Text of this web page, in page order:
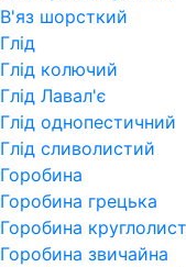
В'яз шорсткий
Глід
Глід колючий
Глід Лавал'є
Глід однопестичний
Глід сливолистий
Горобина
Горобина грецька
Горобина
Горобина звичайна